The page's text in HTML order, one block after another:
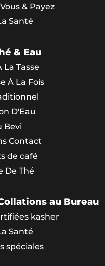
& Payez
Santé
& Eau
La Tasse
À La Fois
D'Eau
Bevi
Contact
de café
De Thé
au Bureau
kasher
Santé
spéciales